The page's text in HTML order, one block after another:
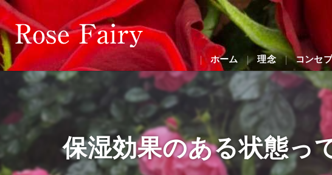
ホーム 理念 コンセ
保湿効果のある状態っ